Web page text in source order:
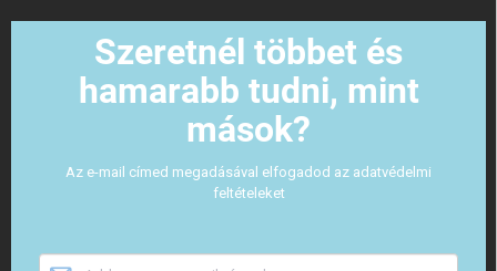
Szeretnél többet és
hamarabb tudni, mint
mások?
Az e-mail címed megadásával elfogadod az adatvédelmi
feltételeket